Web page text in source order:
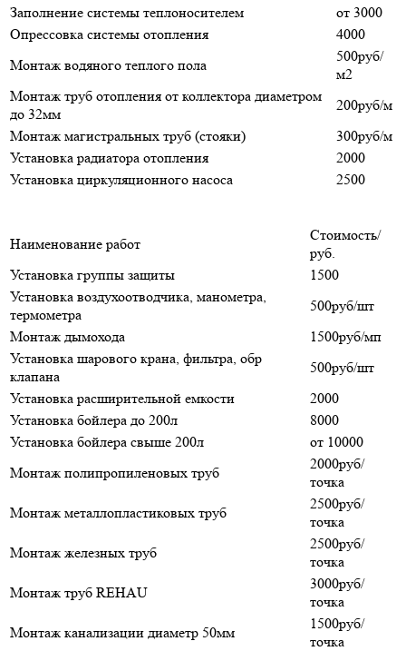
Заполнение системы теплоносителем
от 3000
Опрессовка системы отопления
4000
Монтаж водяного теплого пола
500руб/
м2
Монтаж труб отопления от коллектора диаметром
до 32мм
200руб/м
Монтаж магистральных труб (стояки)
300руб/м
Установка радиатора отопления
2000
Установка циркуляционного насоса
2500
Наименование работ
Стоимость/
руб.
Установка группы защиты
1500
Установка воздухоотводчика, манометра,
термометра
500руб/шт
Монтаж дымохода
1500руб/мп
Установка шарового крана, фильтра, обр
клапана
500руб/шт
Установка расширительной емкости
2000
Установка бойлера до 200л
8000
Установка бойлера свыше 200л
от 10000
Монтаж полипропиленовых труб
2000руб/
точка
Монтаж металлопластиковых труб
2500руб/
точка
Монтаж железных труб
2500руб/
точка
Монтаж труб REHAU
3000руб/
точка
Монтаж канализации диаметр 50мм
1500руб/
точка